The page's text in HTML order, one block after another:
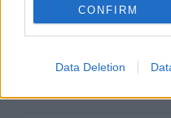
CONFIRM
Data Deletion
Και επίσημα το Ειδικό
Τουρισμό
Του έκλεψαν την αγελάδα
δίκτυα